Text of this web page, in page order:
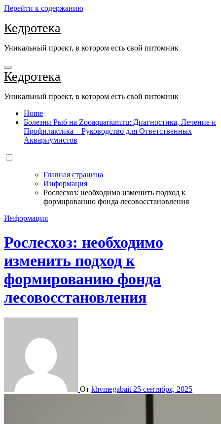
Перейти к содержанию
Кедротека
Уникальный проект, в котором есть свой питомник
Кедротека
Уникальный проект, в котором есть свой питомник
Home
Болезни Рыб на Zooaquarium.ru: Диагностика, Лечение и
Профилактика – Руководство для Ответственных
Аквариумистов
Главная страница
Информация
Рослесхоз: необходимо изменить подход к
формированию фонда лесовосстановления
Информация
Рослесхоз: необходимо
изменить подход к
формированию фонда
лесовосстановления
От khvmegabait 25 сентября, 2025